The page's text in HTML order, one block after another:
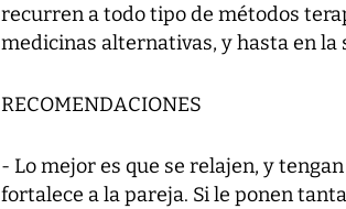
recurren a todo tipo de métodos
medicinas alternativas, y hasta en
RECOMENDACIONES
- Lo mejor es que se relajen, y
fortalece a la pareja. Si le ponen